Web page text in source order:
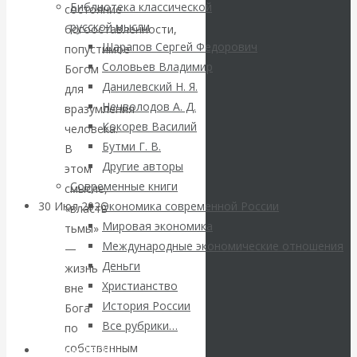
Библиотека классической
русской мысли
Шарапов Сергей Федорович
Соловьев Владимир
Данилевский Н. Я.
Нечволодов А. Д.
Кокорев Василий
Бутми Г. В.
Другие авторы
Современные книги
Экономика современной России
Мировая экономика
Международные экономические отношения
Деньги
Христианство
История России
Все рубрики…
Авторы РЭОШ
ВАлентин
Катасонов.
Саммит НАТО в
Турции: Drang
nach Osten
30 Июл 2026Банки
Валентин
Катасонов. Кто
определяет
состояние
богооставленности,
попустимое
Богом
для
вразумления
человека.
В
этом
смысле,
«власть
тьмы»
—
жизнь
вне
Бога
по
собственным